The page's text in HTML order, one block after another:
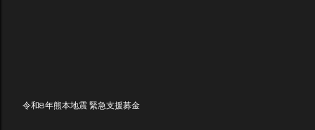
令和8年熊本地震 緊急支援募金